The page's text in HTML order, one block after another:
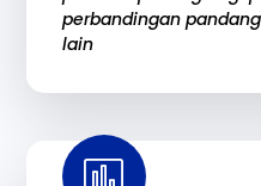
perbandingan
lain